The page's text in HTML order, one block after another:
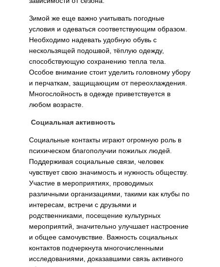
Зимой же еще важно учитывать погодные
условия и одеваться соответствующим образом.
Необходимо надевать удобную обувь с
нескользящей подошвой, тёплую одежду,
способствующую сохранению тепла тела.
Особое внимание стоит уделить головному убору
и перчаткам, защищающим от переохлаждения.
Многослойность в одежде приветствуется в
любом возрасте.
Социальная активность
Социальные контакты играют огромную роль в
психическом благополучии пожилых людей.
Поддерживая социальные связи, человек
чувствует свою значимость и нужность обществу.
Участие в мероприятиях, проводимых
различными организациями, такими как клубы по
интересам, встречи с друзьями и
родственниками, посещение культурных
мероприятий, значительно улучшает настроение
и общее самочувствие. Важность социальных
контактов подчеркнута многочисленными
исследованиями, доказавшими связь активного